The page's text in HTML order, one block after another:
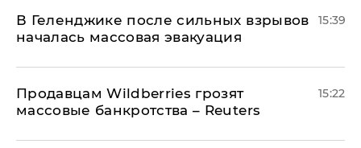
В Геленджике после сильных взрывов
началась массовая эвакуация
15:39
Продавцам Wildberries грозят
массовые банкротства – Reuters
15:22